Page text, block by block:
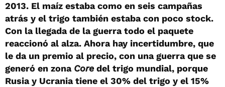
2013. El maíz estaba como en seis campañas
atrás y el trigo también estaba con poco stock.
Con la llegada de la guerra todo el paquete
reaccionó al alza. Ahora hay incertidumbre, que
le da un premio al precio, con una guerra que se
generó en zona Coredel trigo mundial, porque
Rusia y Ucrania tiene el 30% del trigo y el 15%